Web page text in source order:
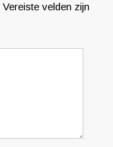
Vereiste velden zijn